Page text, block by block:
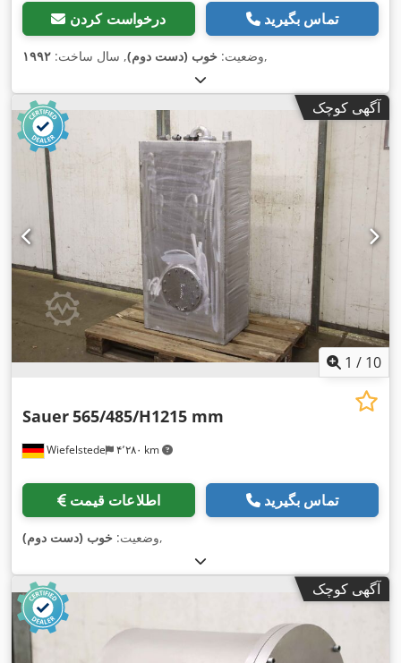
درخواست کردن تماس بگیرید
وضعیت: خوب (دست دوم), سال ساخت: ۱۹۹۲ ,
آگهی کوچک
1 / 10
Wiefelstede ۴٬۲۸۰ km
Sauer565/485/H1215 mm
اطلاعات قیمت تماس بگیرید
وضعیت: خوب (دست دوم) ,
آگهی کوچک